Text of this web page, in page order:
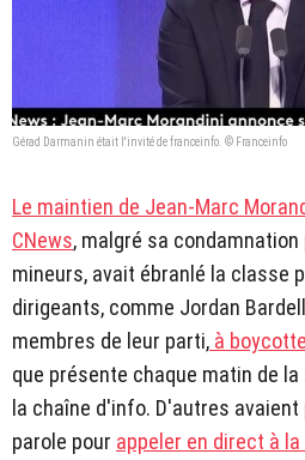
Gérad Darmanin était l'invité de franceinfo. © Franceinfo
Le maintien de Jean-Marc
CNews, malgré sa
mineurs, avait ébranlé la classe
dirigeants, comme Jordan
membres de leur parti, à
que présente chaque matin de
la chaîne d'info. D'autres
parole pour appeler en direct à